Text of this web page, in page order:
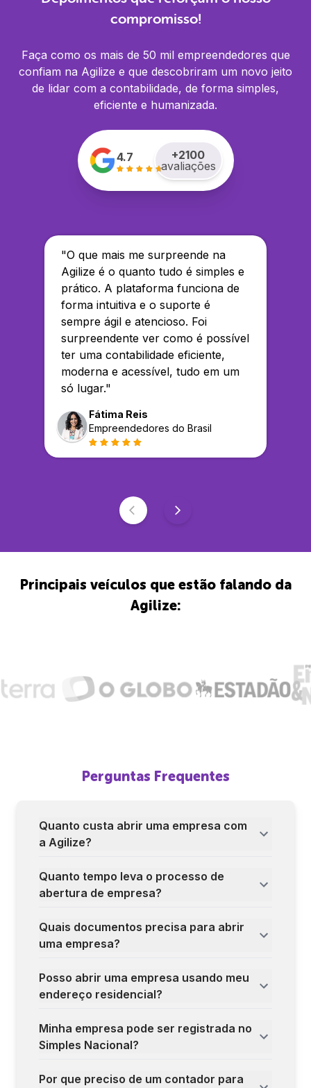
compromisso!
Faça como os mais de 50 mil empreendedores que
confiam na Agilize e que descobriram um novo jeito
de lidar com a contabilidade, de forma simples,
eficiente e humanizada.
4.7 +2100
avaliações
"O que mais me surpreende na
Agilize é o quanto tudo é simples e
prático. A plataforma funciona de
forma intuitiva e o suporte é
sempre ágil e atencioso. Foi
surpreendente ver como é possível
ter uma contabilidade eficiente,
moderna e acessível, tudo em um
só lugar."
Fátima Reis
Empreendedores do Brasil
Principais veículos que estão falando da
Agilize:
Perguntas Frequentes
Quanto custa abrir uma empresa com
a Agilize?
Quanto tempo leva o processo de
abertura de empresa?
Quais documentos precisa para abrir
uma empresa?
Posso abrir uma empresa usando meu
endereço residencial?
Minha empresa pode ser registrada no
Simples Nacional?
Por que preciso de um contador para